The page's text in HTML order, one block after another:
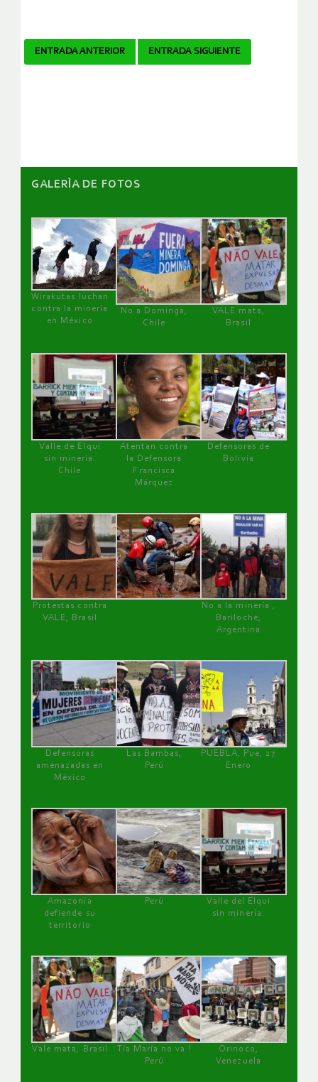
Navegador
ENTRADA ANTERIOR ENTRADA SIGUIENTE
GALERÌA DE FOTOS
Wirakutas luchan
contra la minería
en México
No a Dominga,
Chile
VALE mata,
Brasil
Valle de Elqui
sin minería.
Chile
Atentan contra
la Defensora
Francisca
Márquez
Defensoras de
Bolivia
Protestas contra
VALE, Brasil
No a la minería ,
Bariloche,
Argentina
Defensoras
amenazadas en
México
Las Bambas,
Perú
PUEBLA, Pue, 27
Enero
Amazonía
defiende su
territorio
Perú
Valle del Elqui
sin minería.
Vale mata, Brasil
Tía María no va !
Perú
Orinoco,
Venezuela